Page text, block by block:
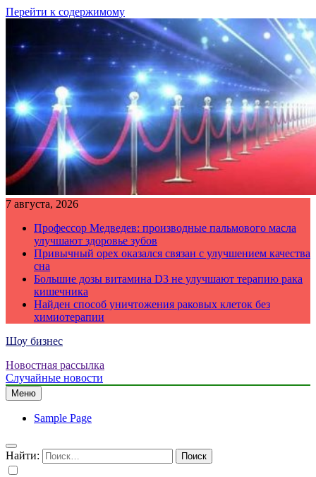
Перейти к содержимому
7 августа, 2026
Профессор Медведев: производные пальмового масла
улучшают здоровье зубов
Привычный орех оказался связан с улучшением качества
сна
Большие дозы витамина D3 не улучшают терапию рака
кишечника
Найден способ уничтожения раковых клеток без
химиотерапии
Шоу бизнес
Новостная рассылка
Случайные новости
Меню
Sample Page
Найти: